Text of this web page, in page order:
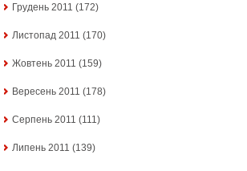
Грудень 2011 (172)
Листопад 2011 (170)
Жовтень 2011 (159)
Вересень 2011 (178)
Серпень 2011 (111)
Липень 2011 (139)